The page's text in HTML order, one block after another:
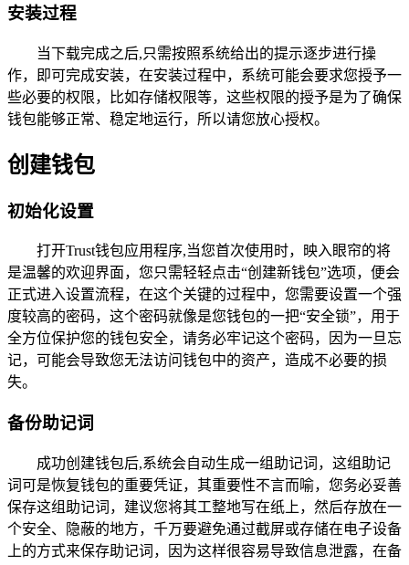
安装过程
当下载完成之后,只需按照系统给出的提示逐步进行操
作，即可完成安装，在安装过程中，系统可能会要求您授予一
些必要的权限，比如存储权限等，这些权限的授予是为了确保
钱包能够正常、稳定地运行，所以请您放心授权。
创建钱包
初始化设置
打开Trust钱包应用程序,当您首次使用时，映入眼帘的将
是温馨的欢迎界面，您只需轻轻点击“创建新钱包”选项，便会
正式进入设置流程，在这个关键的过程中，您需要设置一个强
度较高的密码，这个密码就像是您钱包的一把“安全锁”，用于
全方位保护您的钱包安全，请务必牢记这个密码，因为一旦忘
记，可能会导致您无法访问钱包中的资产，造成不必要的损
失。
备份助记词
成功创建钱包后,系统会自动生成一组助记词，这组助记
词可是恢复钱包的重要凭证，其重要性不言而喻，您务必妥善
保存这组助记词，建议您将其工整地写在纸上，然后存放在一
个安全、隐蔽的地方，千万要避免通过截屏或存储在电子设备
上的方式来保存助记词，因为这样很容易导致信息泄露，在备